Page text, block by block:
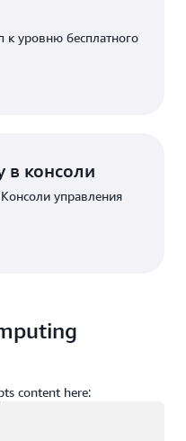
к уровню бесплатного
в консоли
управления
content here: